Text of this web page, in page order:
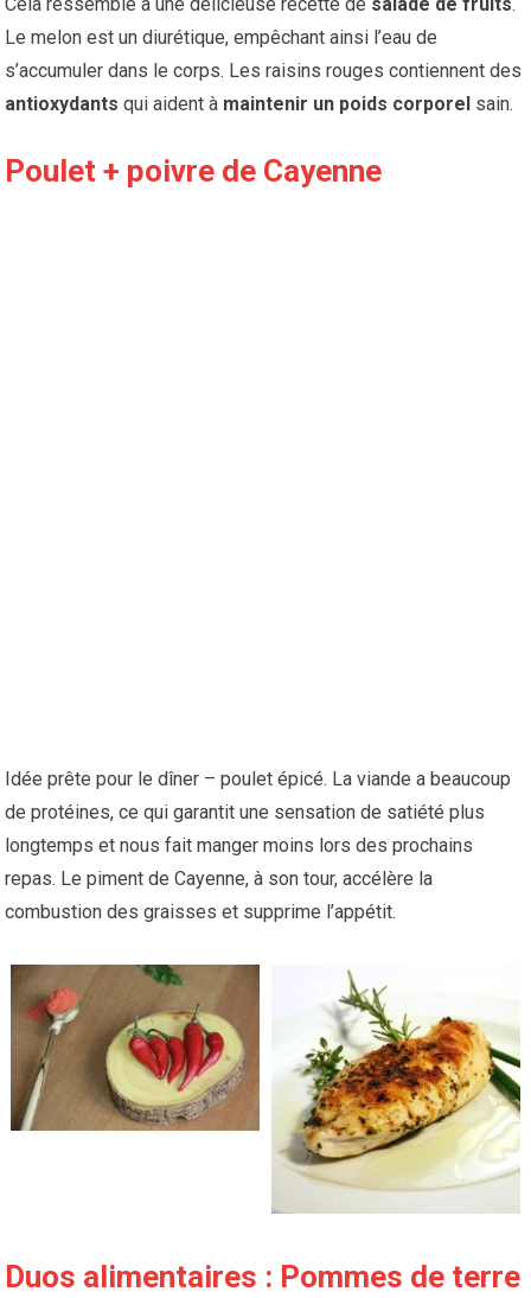
Le melon est un diurétique, empêchant ainsi l’eau de
s’accumuler dans le corps. Les raisins rouges contiennent des
antioxydants qui aident à maintenir un poids corporel sain.
Poulet + poivre de Cayenne
Idée prête pour le dîner – poulet épicé. La viande a beaucoup
de protéines, ce qui garantit une sensation de satiété plus
longtemps et nous fait manger moins lors des prochains
repas. Le piment de Cayenne, à son tour, accélère la
combustion des graisses et supprime l’appétit.
Duos alimentaires : Pommes de terre